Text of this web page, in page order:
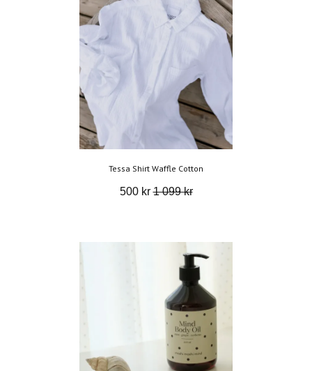
Tessa Shirt Waffle Cotton
500 kr1 099 kr